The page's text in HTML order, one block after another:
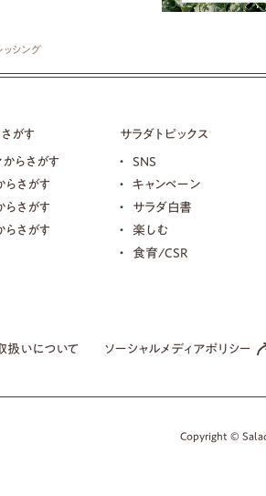
シング
がす
からさがす
らさがす
らさがす
らさがす
サラダトピックス
SNS
キャンペーン
サラダ白書
楽しむ
食育/CSR
扱いについて ソーシャルメディアポリシー
Copyright ©